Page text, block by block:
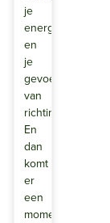
je
energie
en
je
gevoel
van
richting.
En
dan
komt
er
een
moment